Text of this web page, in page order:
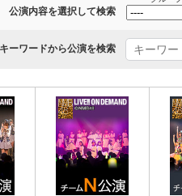
公演内容を選択して検索
キーワードから公演を検索